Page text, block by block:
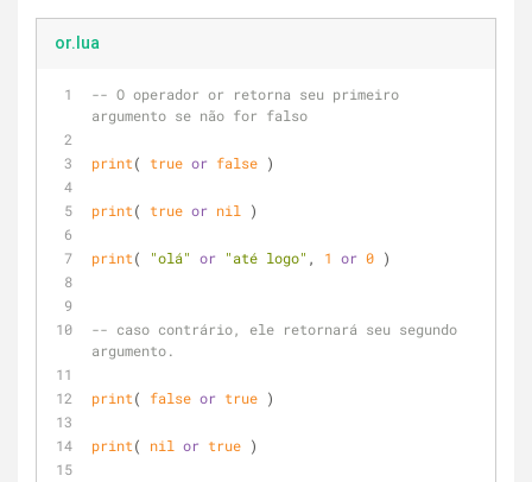
or.lua
-- O operador or retorna seu primeiro
argumento se não for falso
print( true or false )
print( true or nil )
print( "olá" or "até logo" , 1 or 0 )
-- caso contrário, ele retornará seu segundo
argumento.
print( false or true )
print( nil or true )